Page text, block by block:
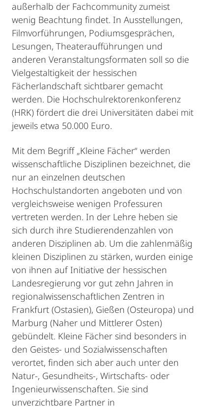
außerhalb der Fachcommunity zumeist
wenig Beachtung findet. In Ausstellungen,
Filmvorführungen, Podiumsgesprächen,
Lesungen, Theateraufführungen und
anderen Veranstaltungsformaten soll so die
Vielgestaltigkeit der hessischen
Fächerlandschaft sichtbarer gemacht
werden. Die Hochschulrektorenkonferenz
(HRK) fördert die drei Universitäten dabei mit
jeweils etwa 50.000 Euro.
Mit dem Begriff „Kleine Fächer“ werden
wissenschaftliche Disziplinen bezeichnet, die
nur an einzelnen deutschen
Hochschulstandorten angeboten und von
vergleichsweise wenigen Professuren
vertreten werden. In der Lehre heben sie
sich durch ihre Studierendenzahlen von
anderen Disziplinen ab. Um die zahlenmäßig
kleinen Disziplinen zu stärken, wurden einige
von ihnen auf Initiative der hessischen
Landesregierung vor gut zehn Jahren in
regionalwissenschaftlichen Zentren in
Frankfurt (Ostasien), Gießen (Osteuropa) und
Marburg (Naher und Mittlerer Osten)
gebündelt. Kleine Fächer sind besonders in
den Geistes- und Sozialwissenschaften
verortet, finden sich aber auch unter den
Natur-, Gesundheits-, Wirtschafts- oder
Ingenieurwissenschaften. Sie sind
unverzichtbare Partner in